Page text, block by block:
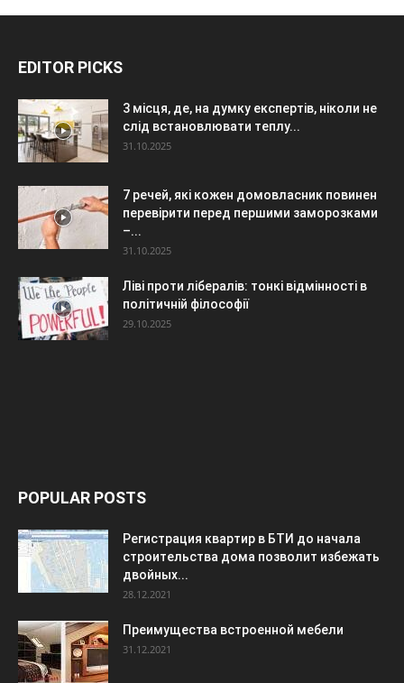
EDITOR PICKS
3 місця, де, на думку експертів, ніколи не
слід встановлювати теплу...
31.10.2025
7 речей, які кожен домовласник повинен
перевірити перед першими заморозками
–...
31.10.2025
Ліві проти лібералів: тонкі відмінності в
політичній філософії
29.10.2025
POPULAR POSTS
Регистрация квартир в БТИ до начала
строительства дома позволит избежать
двойных...
28.12.2021
Преимущества встроенной мебели
31.12.2021